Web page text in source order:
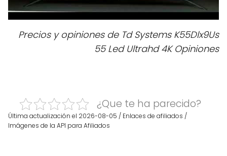
Precios y opiniones de Td Systems K55Dlx9Us
55 Led Ultrahd 4K Opiniones
¿Que te ha parecido?
Última actualización el 2026-08-05 / Enlaces de afiliados /
Imágenes de la API para Afiliados